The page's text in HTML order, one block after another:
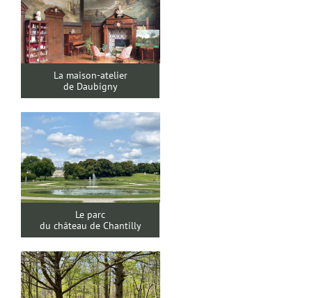
La maison-atelier
de Daubigny
Le parc
du château de Chantilly